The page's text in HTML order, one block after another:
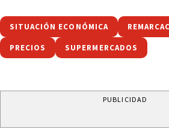
SITUACIÓN ECONÓMICA
PRECIOS SUPERMERCADOS
PUBLICIDAD